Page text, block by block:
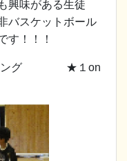
興味がある生徒
バスケットボール
す！！！
ーニング ★１on